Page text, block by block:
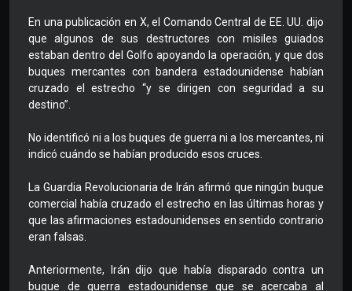
En una publicación en X, el Comando Central de EE. UU. dijo
que algunos de sus destructores con misiles guiados
estaban dentro del Golfo apoyando la operación, y que dos
buques mercantes con bandera estadounidense habían
cruzado el estrecho “y se dirigen con seguridad a su
destino”.
No identificó ni a los buques de guerra ni a los mercantes, ni
indicó cuándo se habían producido esos cruces.
La Guardia Revolucionaria de Irán afirmó que ningún buque
comercial había cruzado el estrecho en las últimas horas y
que las afirmaciones estadounidenses en sentido contrario
eran falsas.
Anteriormente, Irán dijo que había disparado contra un
buque de guerra estadounidense que se acercaba al